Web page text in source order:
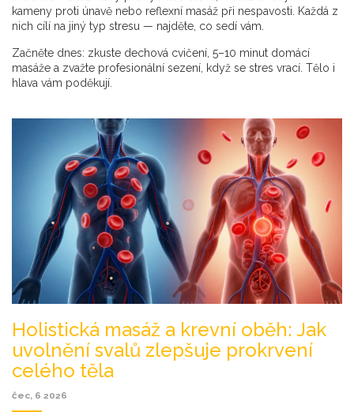
kameny proti únavě nebo reflexní masáž při nespavosti. Každá z
nich cílí na jiný typ stresu — najděte, co sedí vám.
Začněte dnes: zkuste dechová cvičení, 5–10 minut domácí
masáže a zvažte profesionální sezení, když se stres vrací. Tělo i
hlava vám poděkují.
Holistická masáž a krevní oběh: Jak
uvolnění svalů zlepšuje prokrvení
celého těla
čec, 6 2026